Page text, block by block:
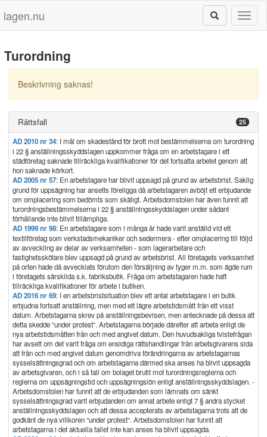
lagen.nu
Turordning
Beskrivning saknas!
Rättsfall 25
AD 2010 nr 34: I mål om skadestånd för brott mot bestämmelserna om turordning
i 22 § anställningsskyddslagen uppkommer fråga om en arbetstagare i ett
städföretag saknade tillräckliga kvalifikationer för det fortsatta arbetet genom att
hon saknade körkort.
AD 2005 nr 57: En arbetstagare har blivit uppsagd på grund av arbetsbrist. Saklig
grund för uppsägning har ansetts föreligga då arbetstagaren avböjt ett erbjudande
om omplacering som bedömts som skäligt. Arbetsdomstolen har även funnit att
turordningsbestämmelserna i 22 § anställningsskyddslagen under sådant
förhållande inte blivit tillämpliga.
AD 1999 nr 98: En arbetstagare som i många år hade varit anställd vid ett
textilföretag som verkstadsmekaniker och sedermera - efter omplacering till följd
av avveckling av delar av verksamheten - som lagerarbetare och
fastighetsskötare blev uppsagd på grund av arbetsbrist. All företagets verksamhet
på orten hade då avvecklats förutom den försäljning av tyger m.m. som ägde rum
i företagets särskilda s.k. fabriksbutik. Fråga om arbetstagaren hade haft
tillräckliga kvalifikationer för arbete i butiken.
AD 2016 nr 69: I en arbetsbristsituation blev ett antal arbetstagare i en butik
erbjudna fortsatt anställning, men med ett lägre arbetstidsmått från ett visst
datum. Arbetstagarna skrev på anställningsbevisen, men antecknade på dessa att
detta skedde ”under protest”. Arbetstagarna började därefter att arbeta enligt de
nya arbetstidsmåtten från och med angivet datum. Den huvudsakliga tvistefrågan
har avsett om det varit fråga om ensidiga rättshandlingar från arbetsgivarens sida
att från och med angivet datum genomdriva förändringarna av arbetstagarnas
sysselsättningsgrad och om arbetstagarna därmed ska anses ha blivit uppsagda
av arbetsgivaren, och i så fall om bolaget brutit mot turordningsreglerna och
reglerna om uppsägningstid och uppsägningslön enligt anställningsskyddslagen. -
Arbetsdomstolen har funnit att de erbjudanden som lämnats om sänkt
sysselsättningsgrad varit erbjudanden om annat arbete enligt 7 § andra stycket
anställningsskyddslagen och att dessa accepterats av arbetstagarna trots att de
godkänt de nya villkoren ”under protest”. Arbetsdomstolen har funnit att
arbetstagarna i det aktuella fallet inte kan anses ha blivit uppsagda.